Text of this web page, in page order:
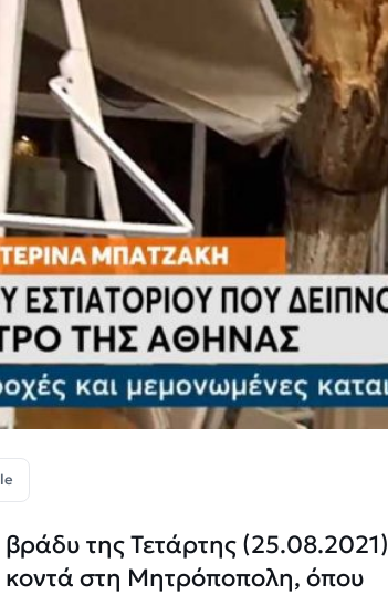
βράδυ της Τετάρτης (25.08.2021)
κοντά στη Μητρόποπολη, όπου